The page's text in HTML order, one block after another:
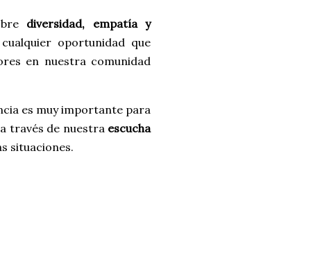
diversidad, empatía y
oportunidad que
en nuestra comunidad
es muy importante para
través de nuestra escucha
situaciones.